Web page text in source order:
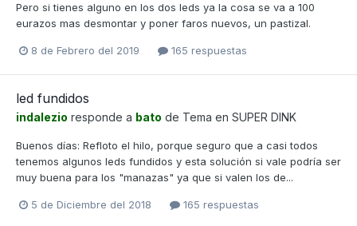
Pero si tienes alguno en los dos leds ya la cosa se va a 100
eurazos mas desmontar y poner faros nuevos, un pastizal.
8 de Febrero del 2019 165 respuestas
led fundidos
indalezio responde a bato de Tema en SUPER DINK
Buenos días: Refloto el hilo, porque seguro que a casi todos
tenemos algunos leds fundidos y esta solución si vale podría ser
muy buena para los "manazas" ya que si valen los de...
5 de Diciembre del 2018 165 respuestas